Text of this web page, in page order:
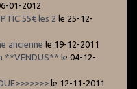
01-2012
55€ les 2 le 25-12-
ancienne le 19-12-2011
**VENDUS** le 04-12-
le 12-11-2011